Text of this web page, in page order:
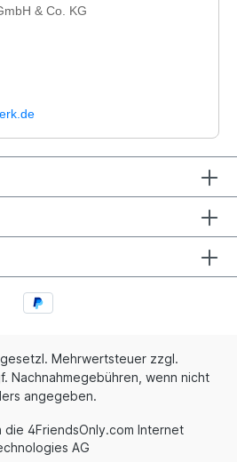
& Co. KG
Mehrwertsteuer zzgl.
Nachnahmegebühren, wenn nicht
angegeben.
die 4FriendsOnly.com Internet
AG